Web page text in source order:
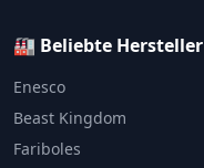
🏭 Beliebte Hersteller
Enesco
Beast Kingdom
Fariboles